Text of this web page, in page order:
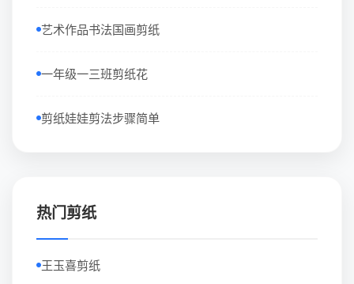
艺术作品书法国画剪纸
一年级一三班剪纸花
剪纸娃娃剪法步骤简单
热门剪纸
王玉喜剪纸